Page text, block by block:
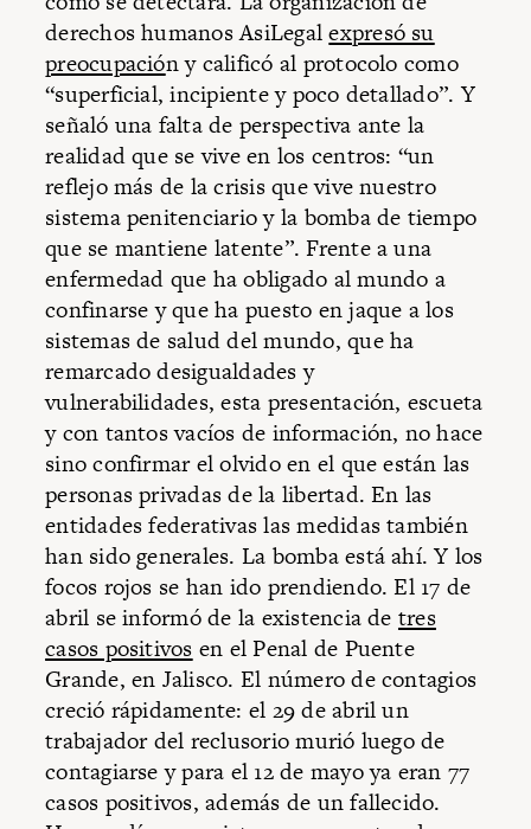
derechos humanos AsiLegalexpresó su
preocupación y calificó al protocolo como
“superficial, incipiente y poco detallado”. Y
señaló una falta de perspectiva ante la
realidad que se vive en los centros: “un
reflejo más de la crisis que vive nuestro
sistema penitenciario y la bomba de tiempo
que se mantiene latente”. Frente a una
enfermedad que ha obligado al mundo a
confinarse y que ha puesto en jaque a los
sistemas de salud del mundo, que ha
remarcado desigualdades y
vulnerabilidades, esta presentación, escueta
y con tantos vacíos de información, no hace
sino confirmar el olvido en el que están las
personas privadas de la libertad. En las
entidades federativas las medidas también
han sido generales. La bomba está ahí. Y los
focos rojos se han ido prendiendo. El 17 de
abril se informó de la existencia de tres
casos positivos en el Penal de Puente
Grande, en Jalisco. El número de contagios
creció rápidamente: el 29 de abril un
trabajador del reclusorio murió luego de
contagiarse y para el 12 de mayo ya eran 77
casos positivos, además de un fallecido.